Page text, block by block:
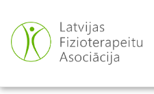
uz
galveno
saturu